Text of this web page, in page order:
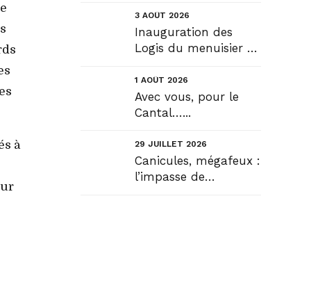
à
solution....
3 AOÛT 2026
Inauguration des
Logis du menuisier à
1 AOÛT 2026
Avec vous, pour le
Cantal…...
29 JUILLET 2026
Canicules, mégafeux :
l’impasse de